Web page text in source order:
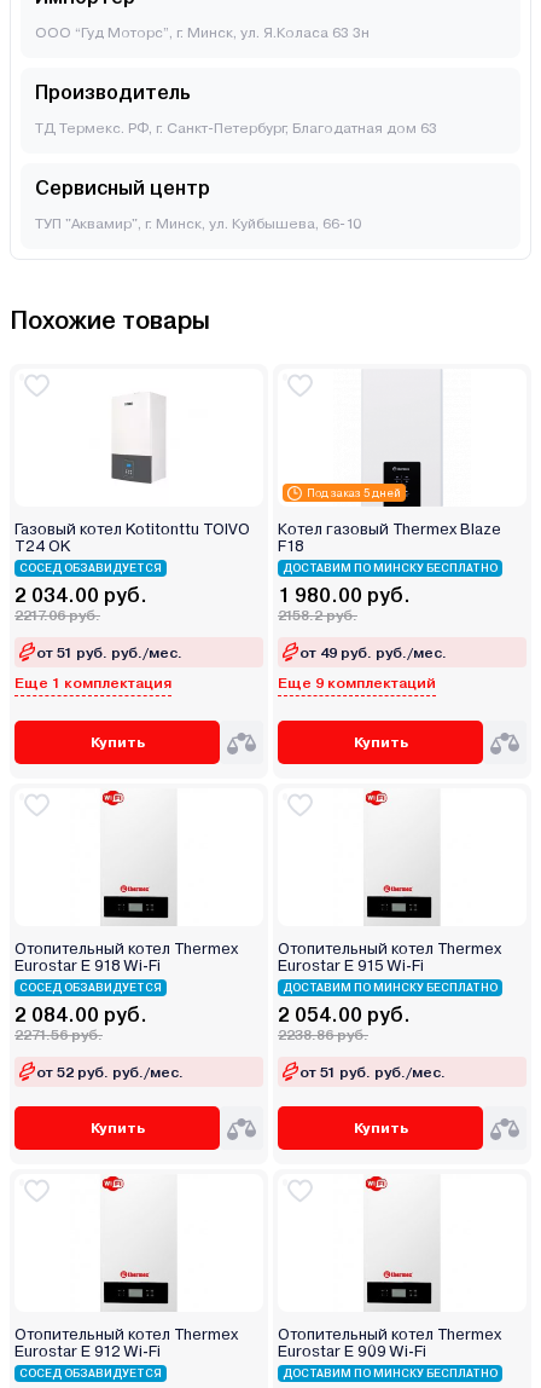
ООО “Гуд Моторс”, г. Минск, ул. Я.Коласа 63 3н
Производитель
ТД Термекс. РФ, г. Санкт-Петербург, Благодатная дом 63
Сервисный центр
ТУП "Аквамир", г. Минск, ул. Куйбышева, 66-10
Похожие товары
Газовый котел Kotitonttu TOIVO
T24 OK
СОСЕД ОБЗАВИДУЕТСЯ
2 034.00 руб.
2217.06 руб.
от 51 руб. руб./мес.
Еще 1 комплектация
Купить
Под заказ 5 дней
Котел газовый Thermex Blaze
F18
ДОСТАВИМ ПО МИНСКУ БЕСПЛАТНО
1 980.00 руб.
2158.2 руб.
от 49 руб. руб./мес.
Еще 9 комплектаций
Купить
Отопительный котел Thermex
Eurostar E 918 Wi-Fi
СОСЕД ОБЗАВИДУЕТСЯ
2 084.00 руб.
2271.56 руб.
от 52 руб. руб./мес.
Купить
Отопительный котел Thermex
Eurostar E 915 Wi-Fi
ДОСТАВИМ ПО МИНСКУ БЕСПЛАТНО
2 054.00 руб.
2238.86 руб.
от 51 руб. руб./мес.
Купить
Отопительный котел Thermex
Eurostar E 912 Wi-Fi
СОСЕД ОБЗАВИДУЕТСЯ
Отопительный котел Thermex
Eurostar E 909 Wi-Fi
ДОСТАВИМ ПО МИНСКУ БЕСПЛАТНО